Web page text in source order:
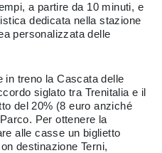
a partire da 10 minuti, e
dedicata nella stazione
personalizzata delle
in treno la Cascata delle
siglato tra Trenitalia e il
del 20% (8 euro anziché
Per ottenere la
alle casse un biglietto
destinazione Terni,